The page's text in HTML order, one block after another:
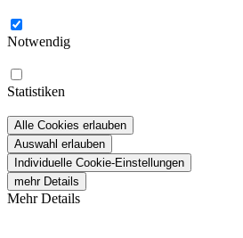
Notwendig
Statistiken
Alle Cookies erlauben
Auswahl erlauben
Individuelle Cookie-Einstellungen
mehr Details
Mehr Details